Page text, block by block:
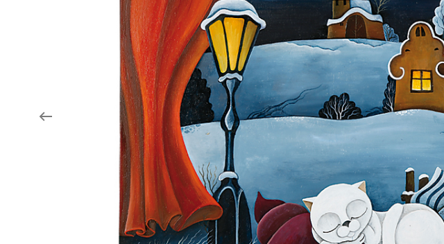
Aukce filmových klapek
Zlín Film Festival